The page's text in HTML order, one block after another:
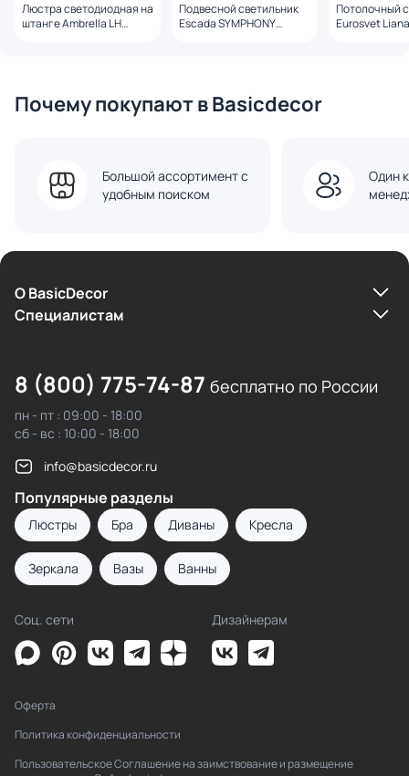
Люстра светодиодная на
штанге Ambrella LH
Подвесной светильник
Escada SYMPHONY
Потолочный
Eurosvet
Почему покупают в Basicdecor
Большой ассортимент с
удобным поиском
Один
О BasicDecor
Cпециалистам
8 (800) 775-74-87 бесплатно по России
пн - пт : 09:00 - 18:00
сб - вс : 10:00 - 18:00
info@basicdecor.ru
Популярные разделы
Люстры Бра Диваны Кресла
Зеркала Вазы Ванны
Соц. сети Дизайнерам
Оферта
Политика конфиденциальности
Пользовательское Соглашение на заимствование и размещение